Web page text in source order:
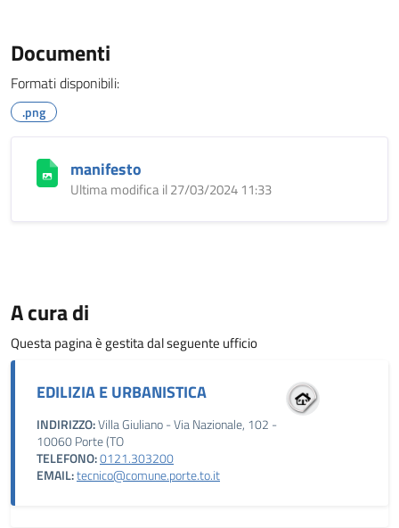
Documenti
Formati disponibili:
.png
manifesto
Ultima modifica il 27/03/2024 11:33
A cura di
Questa pagina è gestita dal seguente ufficio
EDILIZIA E URBANISTICA
INDIRIZZO:Villa Giuliano - Via Nazionale, 102 -
10060 Porte (TO
TELEFONO:0121.303200
EMAIL:tecnico@comune.porte.to.it